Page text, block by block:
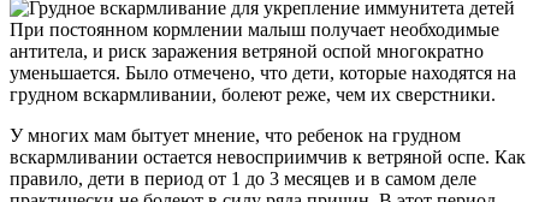
При постоянном кормлении малыш получает необходимые
антитела, и риск заражения ветряной оспой многократно
уменьшается. Было отмечено, что дети, которые находятся на
грудном вскармливании, болеют реже, чем их сверстники.
У многих мам бытует мнение, что ребенок на грудном
вскармливании остается невосприимчив к ветряной оспе. Как
правило, дети в период от 1 до 3 месяцев и в самом деле